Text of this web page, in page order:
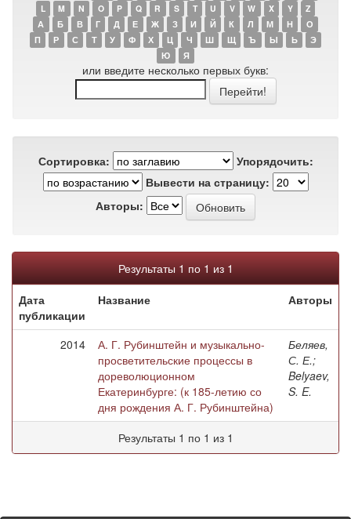
L
M N O P Q R S T U V W X Y
Z
А
Б В Г Д Е Ж З И Й К Л М Н
О
П
Р С Т У Ф Х Ц Ч Ш Щ Ъ Ы Ь
Э
Ю
Я
или введите несколько первых букв:
Сортировка:
Упорядочить:
Вывести на страницу:
Авторы:
Результаты 1 по 1 из 1
Дата
публикации
Название Авторы
2014
А. Г. Рубинштейн и музыкально-
просветительские процессы в
дореволюционном
Екатеринбурге: (к 185-летию со
дня рождения А. Г. Рубинштейна)
Беляев,
С. Е.;
Belyaev,
S. E.
Результаты 1 по 1 из 1